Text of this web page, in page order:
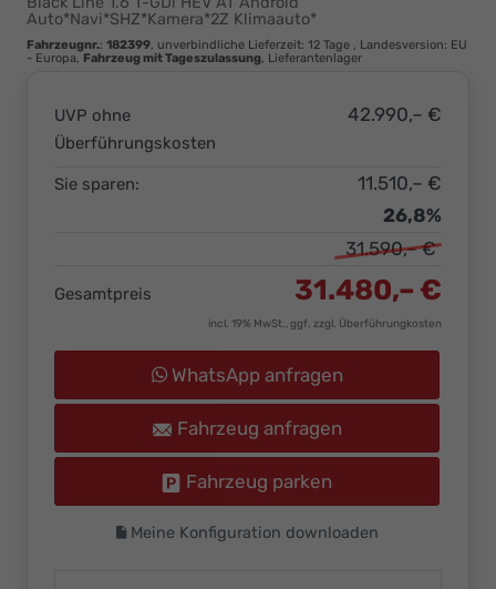
Ihr
Innovatives
Autohaus
Auto*Navi*SHZ*Kamera*2Z Klimaauto*
Fahrzeugnr.: 182399 , unverbindliche Lieferzeit: 12 Tage , Landesversion: EU
- Europa, Fahrzeug mit Tageszulassung , Lieferantenlager
UVP ohne
Überführungskosten
42.990,– €
Sie sparen:
11.510,– €
26,8%
31.590,– €
Gesamtpreis 31.480,– €
incl. 19% MwSt., ggf. zzgl. Überführungkosten
WhatsApp anfragen
Fahrzeug anfragen
Fahrzeug parken
Meine Konfiguration downloaden